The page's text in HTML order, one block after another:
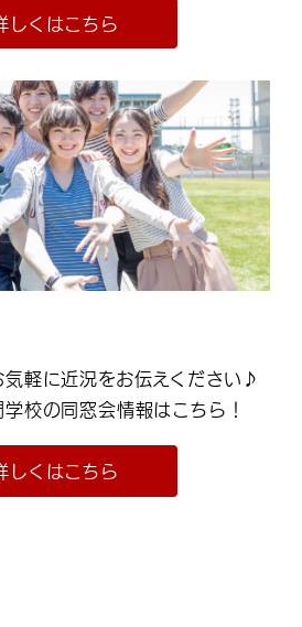
しくはこちら
軽に近況をお伝えください♪
校の同窓会情報はこちら！
しくはこちら